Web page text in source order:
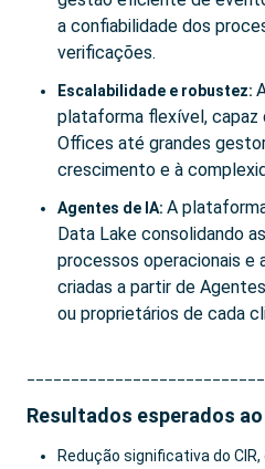
a confiabilidade dos
verificações.
Escalabilidade e robustez:
plataforma flexível, capaz
Offices até grandes
crescimento e à
Agentes de IA: A
Data Lake consolidando
processos operacionais e
criadas a partir de
ou proprietários de cada
Resultados esperados
Redução significativa do